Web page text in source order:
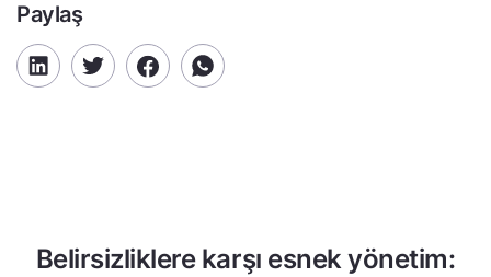
Paylaş
Belirsizliklere karşı esnek yönetim: